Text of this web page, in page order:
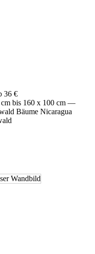
36 €
bis 160 x 100 cm —
Bäume Nicaragua